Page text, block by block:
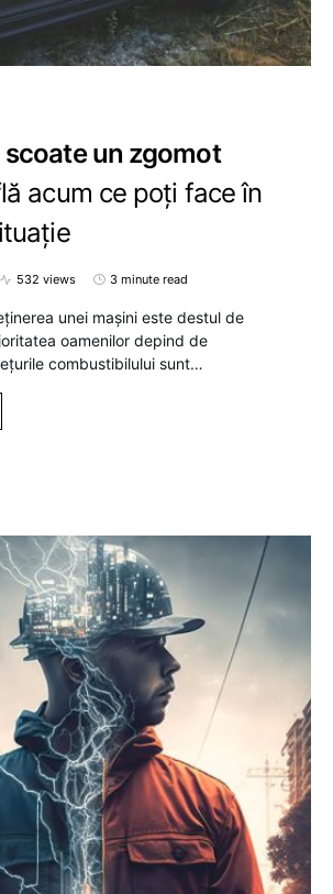
scoate un zgomot
acum ce poți face în
532 views 3 minute read
unei mașini este destul de
oamenilor depind de
combustibilului sunt…